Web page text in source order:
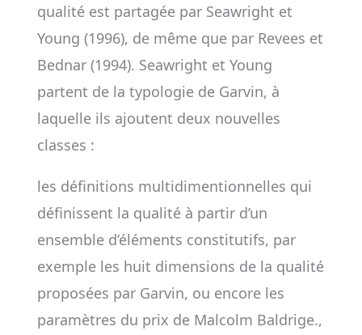
qualité est partagée par Seawright et
Young (1996), de même que par Revees et
Bednar (1994). Seawright et Young
partent de la typologie de Garvin, à
laquelle ils ajoutent deux nouvelles
classes :
les définitions multidimentionnelles qui
définissent la qualité à partir d’un
ensemble d’éléments constitutifs, par
exemple les huit dimensions de la qualité
proposées par Garvin, ou encore les
paramètres du prix de Malcolm Baldrige.,